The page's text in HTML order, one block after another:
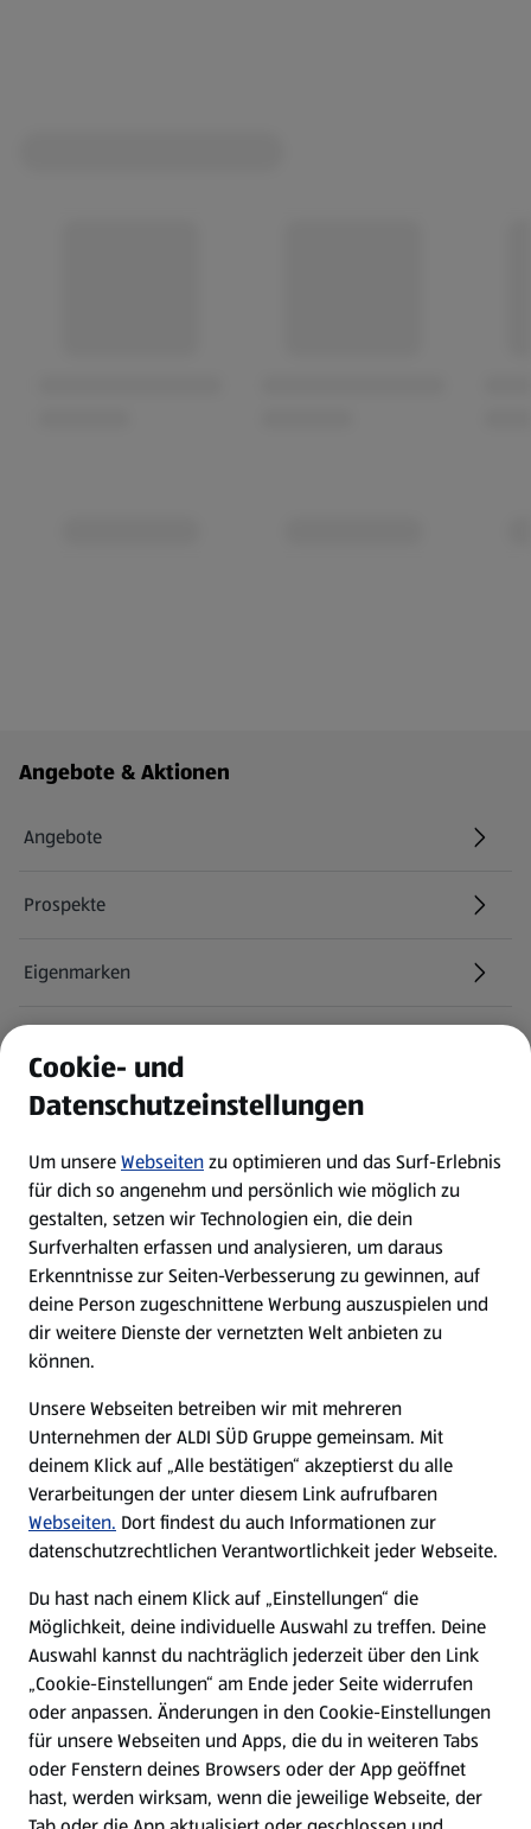
Fußzeilenmenü - weitere Links
Angebote & Aktionen
Angebote
Prospekte
Eigenmarken
Newsletter
WhatsApp
Über ALDI SÜD
Filialen
Nachhaltigkeit
Karriere
Presse
Hilfe & Kontakt
(öffnet in einem neuen Tab)
Unternehmen
Folge uns hier:
Cookie- und
Datenschutzeinstellungen
Um unsereWebseitenzu optimieren und das Surf-Erlebnis
für dich so angenehm und persönlich wie möglich zu
gestalten, setzen wir Technologien ein, die dein
Surfverhalten erfassen und analysieren, um daraus
Erkenntnisse zur Seiten-Verbesserung zu gewinnen, auf
deine Person zugeschnittene Werbung auszuspielen und
dir weitere Dienste der vernetzten Welt anbieten zu
können.
Unsere Webseiten betreiben wir mit mehreren
Unternehmen der ALDI SÜD Gruppe gemeinsam. Mit
deinem Klick auf „Alle bestätigen“ akzeptierst du alle
Verarbeitungen der unter diesem Link aufrufbaren
Webseiten. Dort findest du auch Informationen zur
datenschutzrechtlichen Verantwortlichkeit jeder Webseite.
Du hast nach einem Klick auf „Einstellungen“ die
Möglichkeit, deine individuelle Auswahl zu treffen. Deine
Auswahl kannst du nachträglich jederzeit über den Link
„Cookie-Einstellungen“ am Ende jeder Seite widerrufen
oder anpassen. Änderungen in den Cookie-Einstellungen
für unsere Webseiten und Apps, die du in weiteren Tabs
oder Fenstern deines Browsers oder der App geöffnet
hast, werden wirksam, wenn die jeweilige Webseite, der